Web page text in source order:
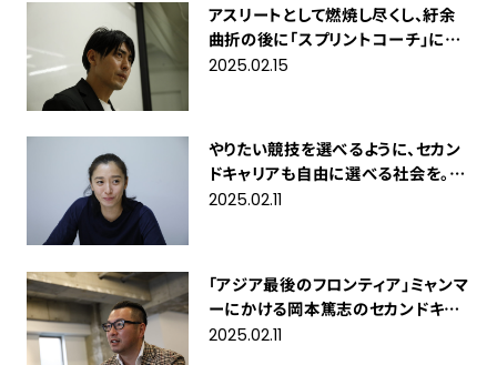
アスリートとして燃焼し尽くし、紆余
曲折の後に「スプリントコーチ」に辿
り着いた元陸上競技選手・秋本真吾
2025.02.15
やりたい競技を選べるように、セカン
ドキャリアも自由に選べる社会を。競
泳オリンピアン・伊藤華英
2025.02.11
「アジア最後のフロンティア」ミャンマ
ーにかける岡本篤志のセカンドキャ
リア
2025.02.11